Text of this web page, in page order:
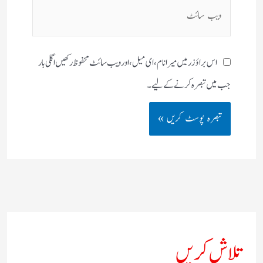
اس براؤزر میں میرا نام، ای میل، اور ویب سائٹ محفوظ رکھیں اگلی بار
جب میں تبصرہ کرنے کےلیے۔
تلاش کریں